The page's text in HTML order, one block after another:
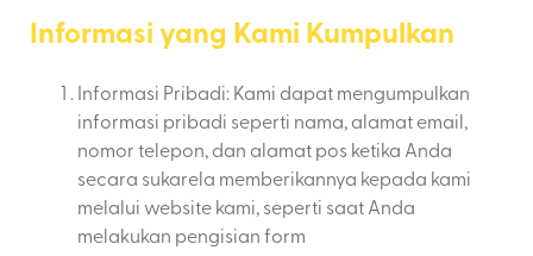
Informasi yang Kami Kumpulkan
Informasi Pribadi: Kami dapat mengumpulkan
informasi pribadi seperti nama, alamat email,
nomor telepon, dan alamat pos ketika Anda
secara sukarela memberikannya kepada kami
melalui website kami, seperti saat Anda
melakukan pengisian form